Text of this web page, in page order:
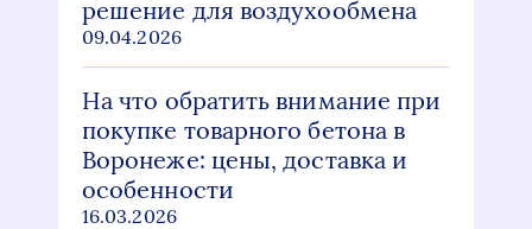
решение для воздухообмена
09.04.2026
На что обратить внимание при
покупке товарного бетона в
Воронеже: цены, доставка и
особенности
16.03.2026